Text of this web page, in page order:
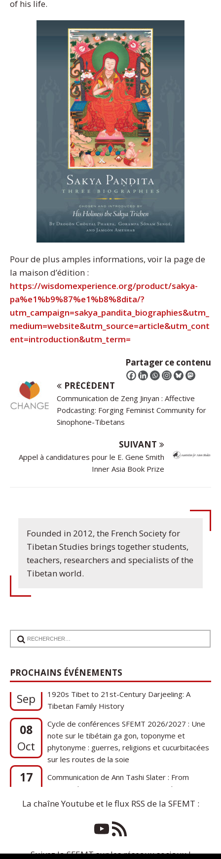
of his life.
Pour de plus amples informations, voir la page de
la maison d’édition :
https://wisdomexperience.org/product/sakya-
pa%e1%b9%87%e1%b8%8dita/?
utm_campaign=sakya_pandita_biographies&utm_
medium=website&utm_source=article&utm_cont
ent=introduction&utm_term=
Partager ce contenu
PRÉCÉDENT
Communication de Zeng Jinyan : Affective
Podcasting: Forging Feminist Community for
Sinophone-Tibetans
SUIVANT
Appel à candidatures pour le E. Gene Smith
Inner Asia Book Prize
Founded in 2012, the French Society for
Tibetan Studies brings together students,
teachers, researchers and specialists of the
Tibetan world.
PROCHAINS ÉVÉNEMENTS
17
Sep
Communication de Ann Tashi Slater : From
1920s Tibet to 21st-Century Darjeeling: A
08
Oct
Cycle de conférences SFEMT 2026/2027 : Une
note sur le tibétain ga gon, toponyme et
phytonyme : guerres, religions et cucurbitacées
sur les routes de la soie
17
Sep
Communication de Ann Tashi Slater : From
1920s Tibet to 21st-Century Darjeeling: A
Tibetan Family History
La chaîne Youtube et le flux RSS de la SFEMT :
Suivez la SFEMT sur les réseaux sociaux !